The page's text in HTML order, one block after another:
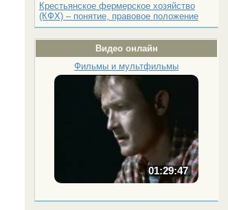
Крестьянское фермерское хозяйство
(КФХ) – понятие, правовое положение
Видео онлайн
Фильмы и мультфильмы
01:29:47